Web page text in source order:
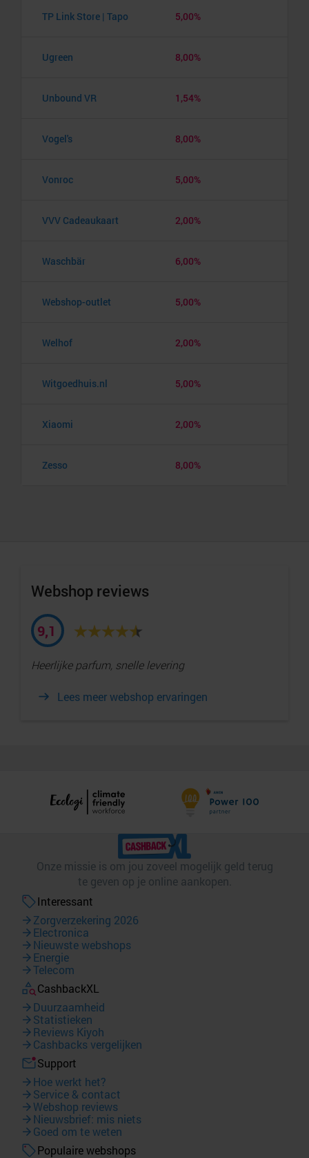
TP Link Store | Tapo 5,00%
Ugreen 8,00%
Unbound VR 1,54%
Vogel's 8,00%
Vonroc 5,00%
VVV Cadeaukaart 2,00%
Waschbär 6,00%
Webshop-outlet 5,00%
Welhof 2,00%
Witgoedhuis.nl 5,00%
Xiaomi 2,00%
Zesso 8,00%
Webshop reviews
9,1
Heerlijke parfum, snelle levering
Lees meer webshop ervaringen
Onze missie is om jou zoveel mogelijk geld terug
te geven op je online aankopen.
Interessant
Zorgverzekering 2026
Electronica
Nieuwste webshops
Energie
Telecom
CashbackXL
Duurzaamheid
Statistieken
Reviews Kiyoh
Cashbacks vergelijken
Support
Hoe werkt het?
Service & contact
Webshop reviews
Nieuwsbrief: mis niets
Goed om te weten
Populaire webshops